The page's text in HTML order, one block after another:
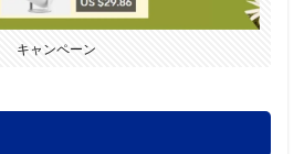
キャンペーン